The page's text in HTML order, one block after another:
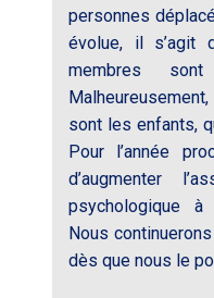
personnes
évolue, il s’agit
membres
sont les enfants,
Pour l’année
d’augmenter
psychologique
Nous
dès que nous le